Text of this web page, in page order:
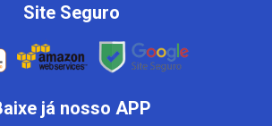
Site Seguro
já nosso APP